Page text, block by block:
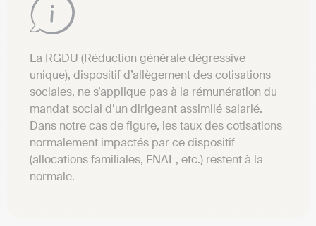
La RGDU (Réduction générale dégressive
unique), dispositif d’allègement des cotisations
sociales, ne s’applique pas à la rémunération du
mandat social d’un dirigeant assimilé salarié.
Dans notre cas de figure, les taux des cotisations
normalement impactés par ce dispositif
(allocations familiales, FNAL, etc.) restent à la
normale.